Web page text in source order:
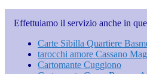
Effettuiamo il servizio anche in
Carte Sibilla Quartiere
tarocchi amore Cassano
Cartomante Cuggiono